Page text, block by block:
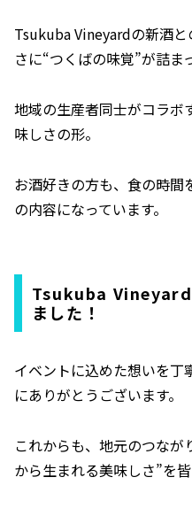
Tsukuba Vineyardの新酒
さに“つくばの味覚”が詰ま
地域の生産者同士がコラボ
味しさの形。
お酒好きの方も、食の時間
の内容になっています。
Tsukuba Vineyard
ました！
イベントに込めた想いを丁
にありがとうございます。
これからも、地元のつな
から生まれる美味しさ”を